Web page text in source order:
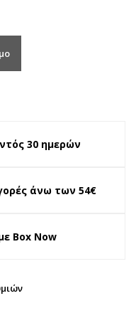
30 ημερών
άνω των 54€
Box Now